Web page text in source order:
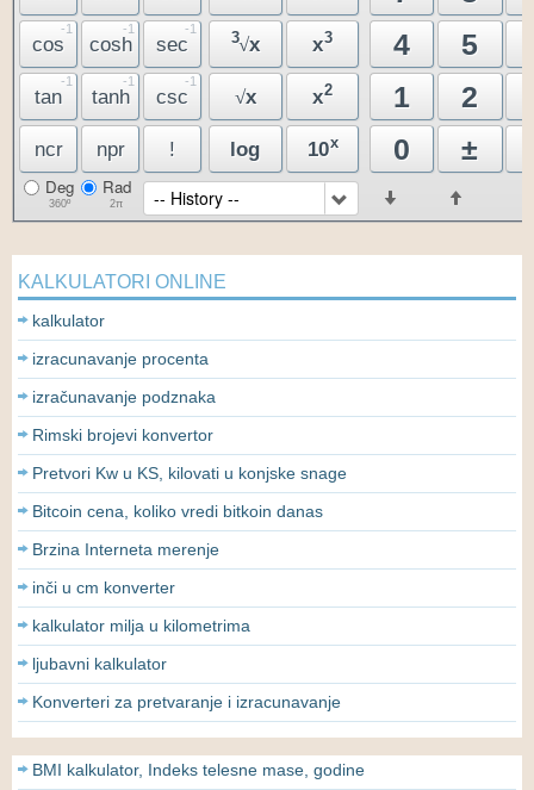
KALKULATORI ONLINE
kalkulator
izracunavanje procenta
izračunavanje podznaka
Rimski brojevi konvertor
Pretvori Kw u KS, kilovati u konjske snage
Bitcoin cena, koliko vredi bitkoin danas
Brzina Interneta merenje
inči u cm konverter
kalkulator milja u kilometrima
ljubavni kalkulator
Konverteri za pretvaranje i izracunavanje
BMI kalkulator, Indeks telesne mase, godine